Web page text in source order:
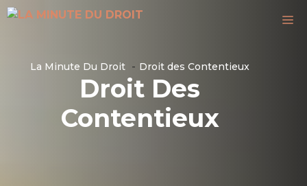
Aller
La Minute Du Droit Droit des Contentieux
Droit Des
Contentieux